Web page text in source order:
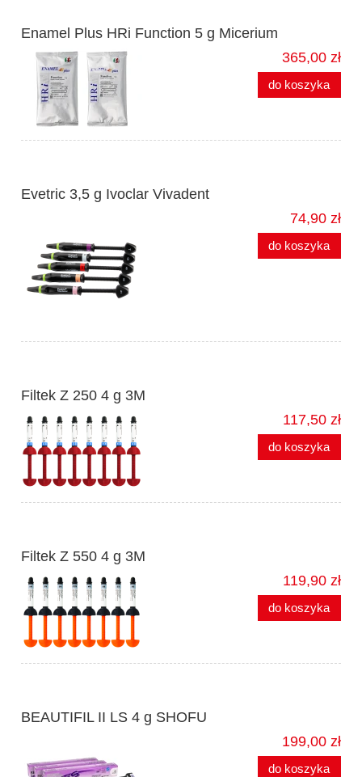
Enamel Plus HRi Function 5 g Micerium
365,00 zł
do koszyka
Evetric 3,5 g Ivoclar Vivadent
74,90 zł
do koszyka
Filtek Z 250 4 g 3M
117,50 zł
do koszyka
Filtek Z 550 4 g 3M
119,90 zł
do koszyka
BEAUTIFIL II LS 4 g SHOFU
199,00 zł
do koszyka